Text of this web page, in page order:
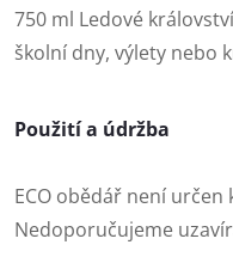
750 ml Ledové
školní dny, výlety nebo
Použití a údržba
ECO obědář není
Nedoporučujeme